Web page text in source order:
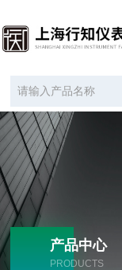
产品中心
PRODUCTS